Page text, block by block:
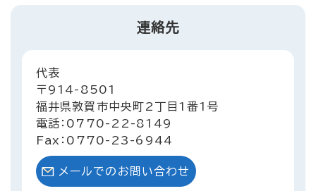
連絡先
代表
〒914-8501
福井県敦賀市中央町2丁目1番1号
電話：0770-22-8149
Fax：0770-23-6944
メールでのお問い合わせ